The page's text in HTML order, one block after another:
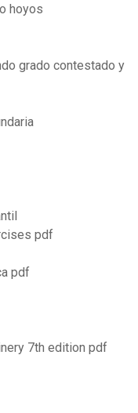
hoyos
grado contestado y
pdf
pdf
7th edition pdf